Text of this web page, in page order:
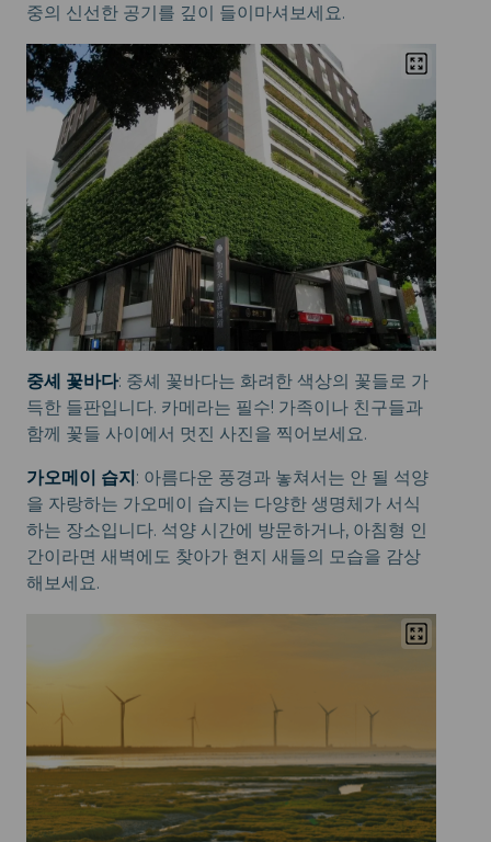
중의 신선한 공기를 깊이 들이마셔보세요.
중셰 꽃바다: 중셰 꽃바다는 화려한 색상의 꽃들로 가
득한 들판입니다. 카메라는 필수! 가족이나 친구들과
함께 꽃들 사이에서 멋진 사진을 찍어보세요.
가오메이 습지: 아름다운 풍경과 놓쳐서는 안 될 석양
을 자랑하는 가오메이 습지는 다양한 생명체가 서식
하는 장소입니다. 석양 시간에 방문하거나, 아침형 인
간이라면 새벽에도 찾아가 현지 새들의 모습을 감상
해보세요.